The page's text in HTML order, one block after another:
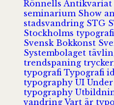
Rönnells Antikvariat
seminarium Show
stadsvandring STG
Stockholms
Svensk Bokkonst
Systembolaget
trendspaning
typografi Typografi
typography UI
typography
vandring Vart är